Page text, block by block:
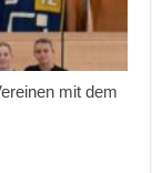
mit dem